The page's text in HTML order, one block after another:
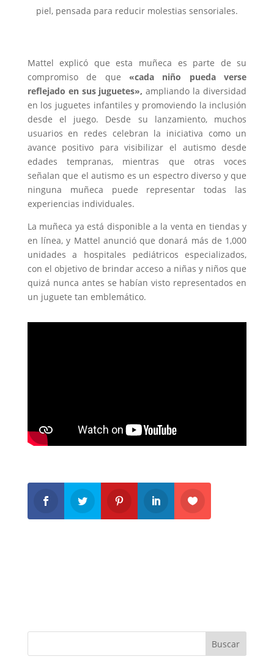
piel, pensada para reducir molestias sensoriales.
Mattel explicó que esta muñeca es parte de su
compromiso de que «cada niño pueda verse
reflejado en sus juguetes», ampliando la diversidad
en los juguetes infantiles y promoviendo la inclusión
desde el juego. Desde su lanzamiento, muchos
usuarios en redes celebran la iniciativa como un
avance positivo para visibilizar el autismo desde
edades tempranas, mientras que otras voces
señalan que el autismo es un espectro diverso y que
ninguna muñeca puede representar todas las
experiencias individuales.
La muñeca ya está disponible a la venta en tiendas y
en línea, y Mattel anunció que donará más de 1,000
unidades a hospitales pediátricos especializados,
con el objetivo de brindar acceso a niñas y niños que
quizá nunca antes se habían visto representados en
un juguete tan emblemático.
Buscar